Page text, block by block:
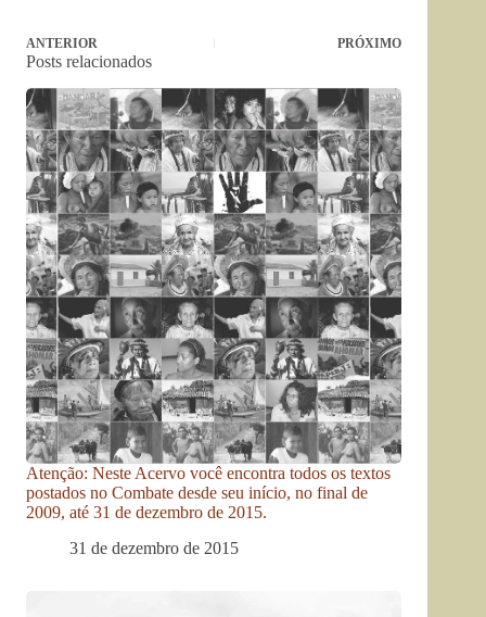
ANTERIOR PRÓXIMO
Posts relacionados
Atenção: Neste Acervo você encontra todos os textos
postados no Combate desde seu início, no final de
2009, até 31 de dezembro de 2015.
31 de dezembro de 2015